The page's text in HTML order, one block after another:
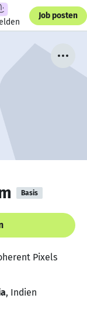
Job posten
Basis
Pixels
, Indien